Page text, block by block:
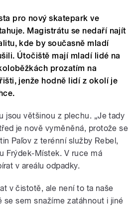
pro nový skatepark ve
Magistrátu se nedaří najít
kde by současně mladí
Útočiště mají mladí lidé na
prozatím na
jenže hodně lidí z okolí je
jsou většinou z plechu. „Je tady
je nově vyměněná, protože se
Paľov z terénní služby Rebel,
Frýdek-Místek. V ruce má
v areálu odpadky.
v čistotě, ale není to ta naše
se sem snažíme zatáhnout i jiné